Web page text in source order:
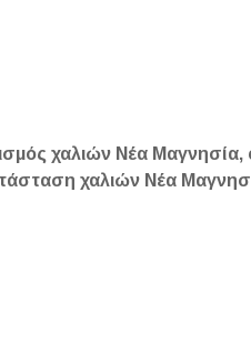
χαλιών Νέα
χαλιών Νέα